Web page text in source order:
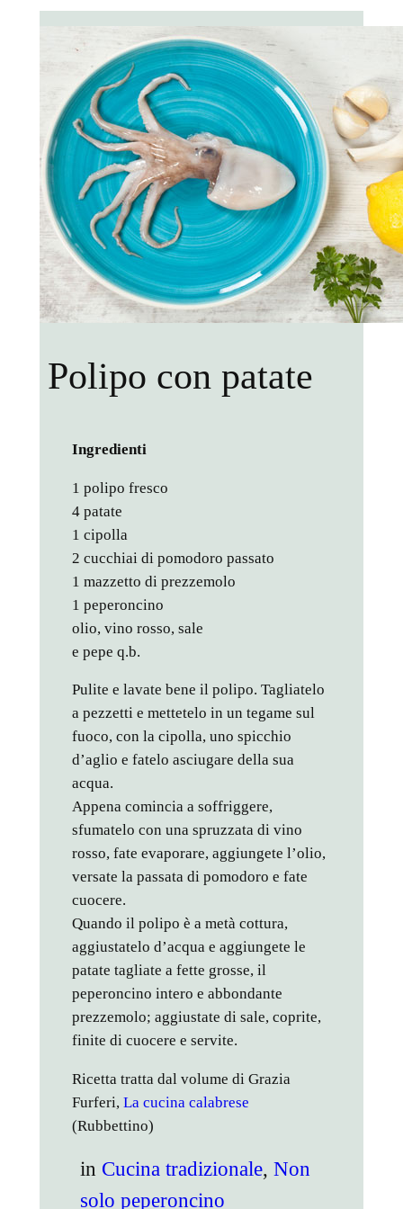
Polipo con patate
Ingredienti
1 polipo fresco
4 patate
1 cipolla
2 cucchiai di pomodoro passato
1 mazzetto di prezzemolo
1 peperoncino
olio, vino rosso, sale
e pepe q.b.
Pulite e lavate bene il polipo. Tagliatelo
a pezzetti e mettetelo in un tegame sul
fuoco, con la cipolla, uno spicchio
d’aglio e fatelo asciugare della sua
acqua.
Appena comincia a soffriggere,
sfumatelo con una spruzzata di vino
rosso, fate evaporare, aggiungete l’olio,
versate la passata di pomodoro e fate
cuocere.
Quando il polipo è a metà cottura,
aggiustatelo d’acqua e aggiungete le
patate tagliate a fette grosse, il
peperoncino intero e abbondante
prezzemolo; aggiustate di sale, coprite,
finite di cuocere e servite.
Ricetta tratta dal volume di Grazia
Furferi, La cucina calabrese
(Rubbettino)
in Cucina tradizionale, Non
solo peperoncino